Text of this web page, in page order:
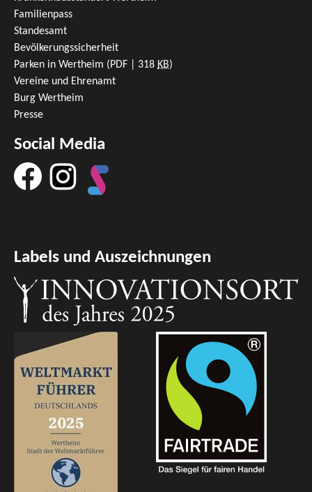
Familienpass
Standesamt
Bevölkerungssicherheit
Parken in Wertheim (PDF | 318 KB)
Vereine und Ehrenamt
Burg Wertheim
Presse
Social Media
Labels und Auszeichnungen